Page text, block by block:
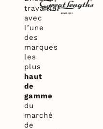
travailler
avec
l’une
des
marques
les
plus
haut
de
gamme
du
marché
de